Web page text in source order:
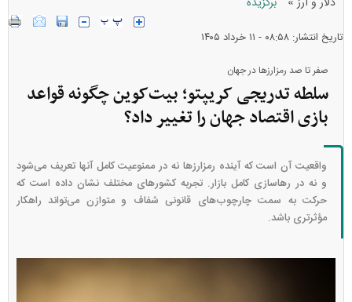
تاریخ انتشار: ۰۸:۵۸ - ۱۱ خرداد ۱۴۰۵
صفر تا صد رمزارز‌ها در جهان
سلطه تدریجی کریپتو؛ بیت‌کوین چگونه قواعد
بازی اقتصاد جهان را تغییر داد؟
واقعیت آن است که آینده رمزارز‌ها نه در ممنوعیت کامل آنها تعریف می‌شود
و نه در رهاسازی کامل بازار. تجربه کشور‌های مختلف نشان داده است که
حرکت به سمت چارچوب‌های قانونی شفاف و متوازن می‌تواند راهکار
مؤثرتری باشد.